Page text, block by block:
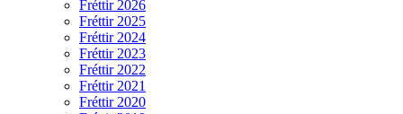
Fréttir 2026
Fréttir 2025
Fréttir 2024
Fréttir 2023
Fréttir 2022
Fréttir 2021
Fréttir 2020